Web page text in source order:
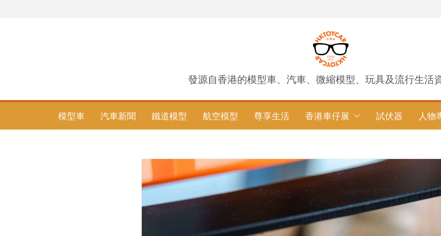
發源自香港的模型車、汽車、微縮模型、玩具及流行生活
模型車 汽車新聞 鐵道模型 航空模型 尊享生活 香港車仔展 試伏器 人物